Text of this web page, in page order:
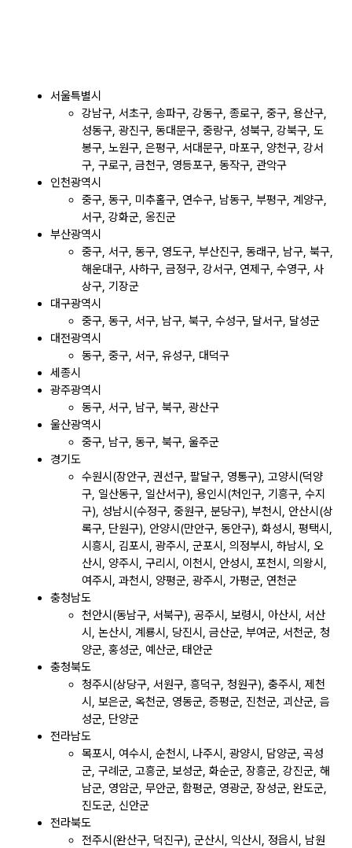
서울특별시
강남구, 서초구, 송파구, 강동구, 종로구, 중구, 용산구,
성동구, 광진구, 동대문구, 중랑구, 성북구, 강북구, 도
봉구, 노원구, 은평구, 서대문구, 마포구, 양천구, 강서
구, 구로구, 금천구, 영등포구, 동작구, 관악구
인천광역시
중구, 동구, 미추홀구, 연수구, 남동구, 부평구, 계양구,
서구, 강화군, 옹진군
부산광역시
중구, 서구, 동구, 영도구, 부산진구, 동래구, 남구, 북구,
해운대구, 사하구, 금정구, 강서구, 연제구, 수영구, 사
상구, 기장군
대구광역시
중구, 동구, 서구, 남구, 북구, 수성구, 달서구, 달성군
대전광역시
동구, 중구, 서구, 유성구, 대덕구
세종시
광주광역시
동구, 서구, 남구, 북구, 광산구
울산광역시
중구, 남구, 동구, 북구, 울주군
경기도
수원시(장안구, 권선구, 팔달구, 영통구), 고양시(덕양
구, 일산동구, 일산서구), 용인시(처인구, 기흥구, 수지
구), 성남시(수정구, 중원구, 분당구), 부천시, 안산시(상
록구, 단원구), 안양시(만안구, 동안구), 화성시, 평택시,
시흥시, 김포시, 광주시, 군포시, 의정부시, 하남시, 오
산시, 양주시, 구리시, 이천시, 안성시, 포천시, 의왕시,
여주시, 과천시, 양평군, 광주시, 가평군, 연천군
충청남도
천안시(동남구, 서북구), 공주시, 보령시, 아산시, 서산
시, 논산시, 계룡시, 당진시, 금산군, 부여군, 서천군, 청
양군, 홍성군, 예산군, 태안군
충청북도
청주시(상당구, 서원구, 흥덕구, 청원구), 충주시, 제천
시, 보은군, 옥천군, 영동군, 증평군, 진천군, 괴산군, 음
성군, 단양군
전라남도
목포시, 여수시, 순천시, 나주시, 광양시, 담양군, 곡성
군, 구례군, 고흥군, 보성군, 화순군, 장흥군, 강진군, 해
남군, 영암군, 무안군, 함평군, 영광군, 장성군, 완도군,
진도군, 신안군
전라북도
전주시(완산구, 덕진구), 군산시, 익산시, 정읍시, 남원